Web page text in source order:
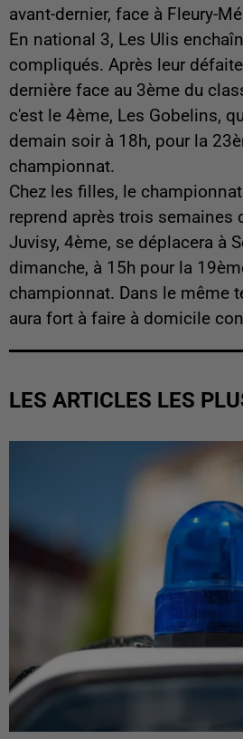
avant-dernier, face à Fleury-
En national 3, Les Ulis
compliqués. Après leur
dernière face au 3ème du
c'est le 4ème, Les Gobelins,
demain soir à 18h, pour la
championnat.
Chez les filles, le
reprend après trois semaines
Juvisy, 4ème, se déplacera à
dimanche, à 15h pour la
championnat. Dans le même
aura fort à faire à domicile
LES ARTICLES LES